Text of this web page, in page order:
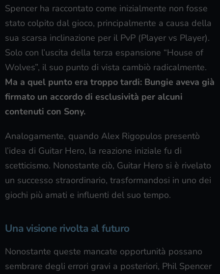
Spencer ha raccontato come inizialmente non fosse
stato colpito dal gioco, principalmente a causa della
sua scarsa inclinazione per il PvP (Player vs Player).
Solo con l’uscita della terza espansione “House of
Wolves”, il suo punto di vista cambiò radicalmente.
Ma a quel punto era troppo tardi: Bungie aveva già
firmato un accordo di esclusività per alcuni
contenuti con Sony.
Analogamente, quando Alex Rigopulos presentò
l’idea di Guitar Hero, la reazione iniziale fu di
scetticismo. Nonostante ciò, Guitar Hero si è rivelato
un successo straordinario, trasformandosi in uno dei
giochi più amati e influenti del suo tempo.
Una visione rivolta al futuro
Nonostante queste mancate opportunità possano
sembrare degli errori gravi a posteriori, Phil Spencer